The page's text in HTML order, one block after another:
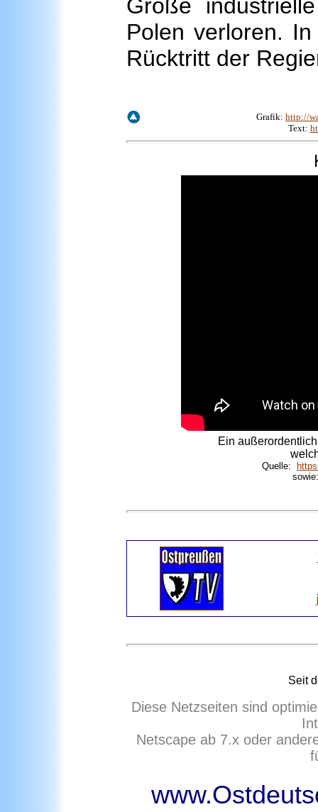
Große
Polen verloren.
Rücktritt der
Grafik: http://
Text:
Ein
Quelle:
Seit
Diese Netzseiten sind
Netscape ab 7.x oder